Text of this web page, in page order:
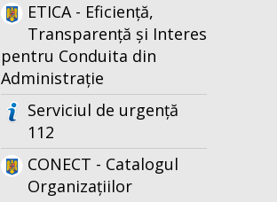
ETICA - Eficiență,
Transparență și Interes
pentru Conduita din
Administrație
Serviciul de urgență
112
CONECT - Catalogul
Organizațiilor